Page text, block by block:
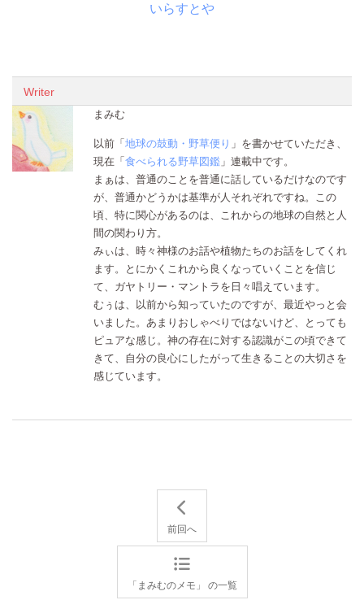
いらすとや
Writer
まみむ
以前「地球の鼓動・野草便り 」を書かせていただき、
現在「食べられる野草図鑑 」連載中です。
まぁは、普通のことを普通に話しているだけなのです
が、普通かどうかは基準が人それぞれですね。この
頃、特に関心があるのは、これからの地球の自然と人
間の関わり方。
みぃは、時々神様のお話や植物たちのお話をしてくれ
ます。とにかくこれから良くなっていくことを信じ
て、ガヤトリー・マントラを日々唱えています。
むぅは、以前から知っていたのですが、最近やっと会
いました。あまりおしゃべりではないけど、とっても
ピュアな感じ。神の存在に対する認識がこの頃できて
きて、自分の良心にしたがって生きることの大切さを
感じています。
前回へ
「まみむのメモ」 の一覧